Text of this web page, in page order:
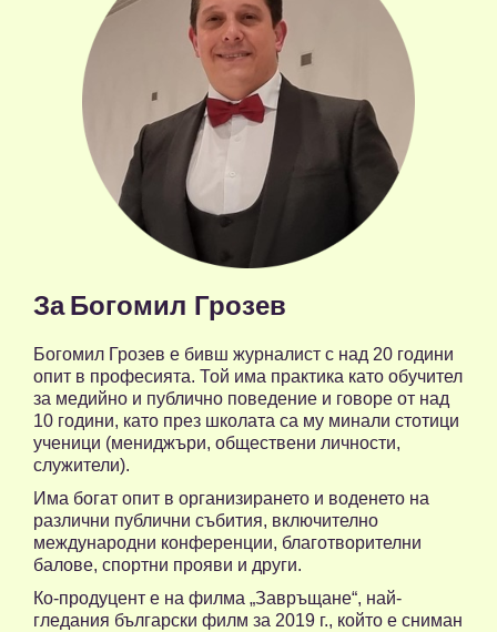
За Богомил Грозев
Богомил Грозев е бивш журналист с над 20 години
опит в професията. Той има практика като обучител
за медийно и публично поведение и говоре от над
10 години, като през школата са му минали стотици
ученици (мениджъри, обществени личности,
служители).
Има богат опит в организирането и воденето на
различни публични събития, включително
международни конференции, благотворителни
балове, спортни прояви и други.
Ко-продуцент е на филма „Завръщане“, най-
гледания български филм за 2019 г., който е сниман